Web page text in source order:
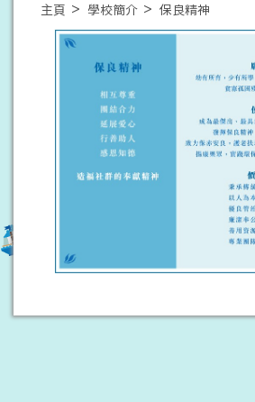
主頁 學校簡介 保良精神